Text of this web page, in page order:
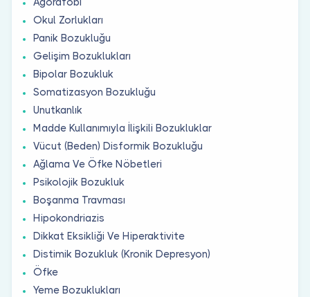
Okul Zorlukları
Panik Bozukluğu
Gelişim Bozuklukları
Bipolar Bozukluk
Somatizasyon Bozukluğu
Unutkanlık
Madde Kullanımıyla İlişkili Bozukluklar
Vücut (Beden) Disformik Bozukluğu
Ağlama Ve Öfke Nöbetleri
Psikolojik Bozukluk
Boşanma Travması
Hipokondriazis
Dikkat Eksikliği Ve Hiperaktivite
Distimik Bozukluk (Kronik Depresyon)
Öfke
Yeme Bozuklukları